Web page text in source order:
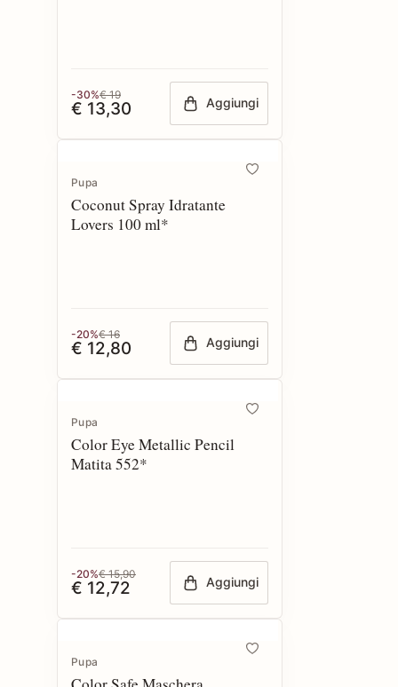
-30%€ 19
€ 13,30 Aggiungi
Pupa
Coconut Spray Idratante
Lovers 100 ml*
-20%€ 16
€ 12,80 Aggiungi
Pupa
Color Eye Metallic Pencil
Matita 552*
-20%€ 15,90
€ 12,72 Aggiungi
Pupa